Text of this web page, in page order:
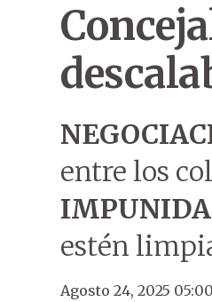
entre los
estén
Agosto 24, 2025